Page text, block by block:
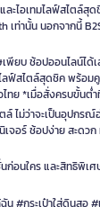
ละไอเทมไลฟ์สไตล์
เท่านั้น นอกจากนี้
พียบ ช้อปออนไลน์ได้
ลฟ์สไตล์สุดชิค พร้อ
ทย *เมื่อสั่งครบขั้นต่
ไม่ว่าจะเป็นอุปกรณ์
จอร์ ช้อปง่าย สะดว
ก่อนใคร และสิทธิพิเ
#กระเป๋าใส่ดินสอ